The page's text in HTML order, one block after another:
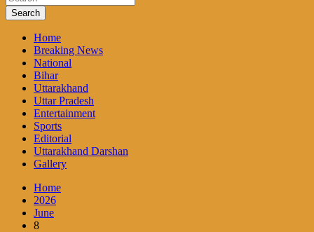
Search
Home
Breaking News
National
Bihar
Uttarakhand
Uttar Pradesh
Entertainment
Sports
Editorial
Uttarakhand Darshan
Gallery
Home
2026
June
8